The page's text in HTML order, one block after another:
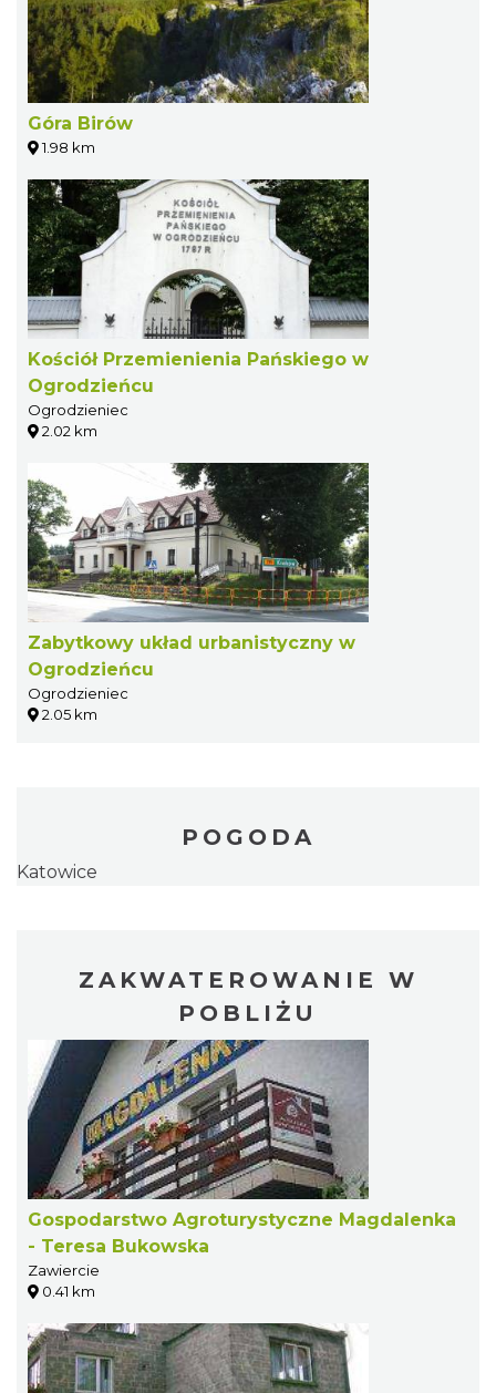
Góra Birów
1.98 km
Kościół Przemienienia Pańskiego w
Ogrodzieńcu
Ogrodzieniec
2.02 km
Zabytkowy układ urbanistyczny w
Ogrodzieńcu
Ogrodzieniec
2.05 km
POGODA
Katowice
ZAKWATEROWANIE W
POBLIŻU
Gospodarstwo Agroturystyczne Magdalenka
- Teresa Bukowska
Zawiercie
0.41 km